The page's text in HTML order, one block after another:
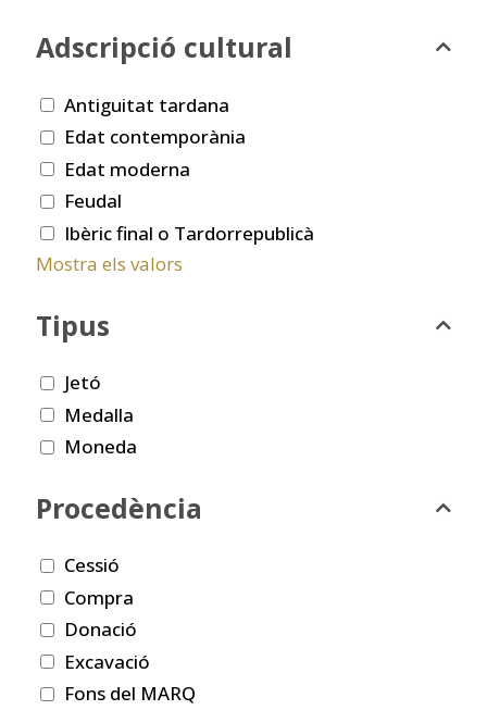
Adscripció cultural
Antiguitat tardana
Edat contemporània
Edat moderna
Feudal
Ibèric final o Tardorrepublicà
Mostra els valors
Tipus
Jetó
Medalla
Moneda
Procedència
Cessió
Compra
Donació
Excavació
Fons del MARQ